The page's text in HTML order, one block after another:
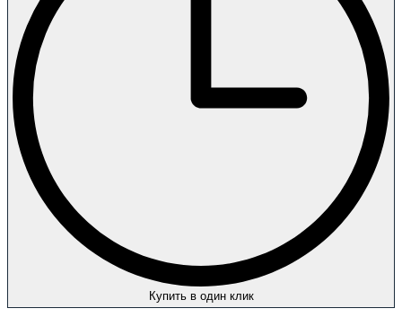
Купить в один клик